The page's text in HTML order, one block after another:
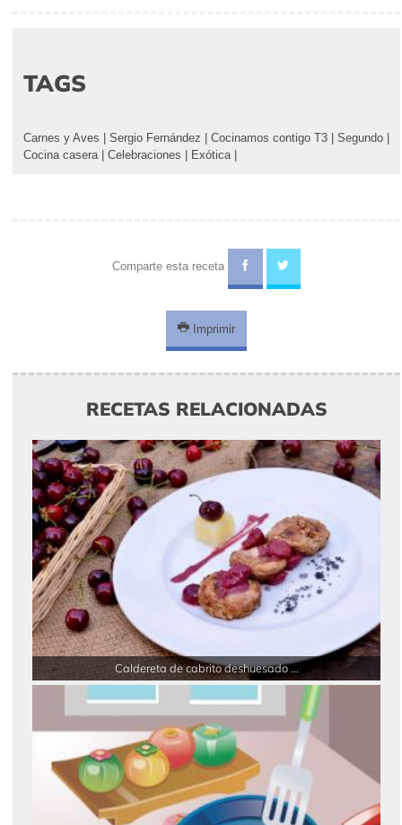
TAGS
Carnes y Aves Sergio Fernández Cocinamos contigo T3 Segundo
Cocina casera| Celebraciones Exótica|
Comparte esta receta
Imprimir
RECETAS RELACIONADAS
Caldereta de cabrito deshuesado ...